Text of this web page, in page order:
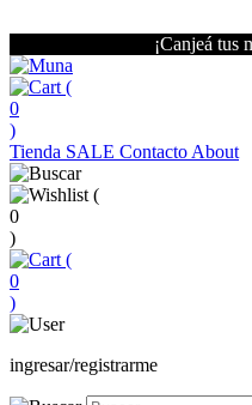
¡Canjeá tus
(
0
)
Tienda SALE Contacto About
(
0
)
(
0
)
ingresar/registrarme